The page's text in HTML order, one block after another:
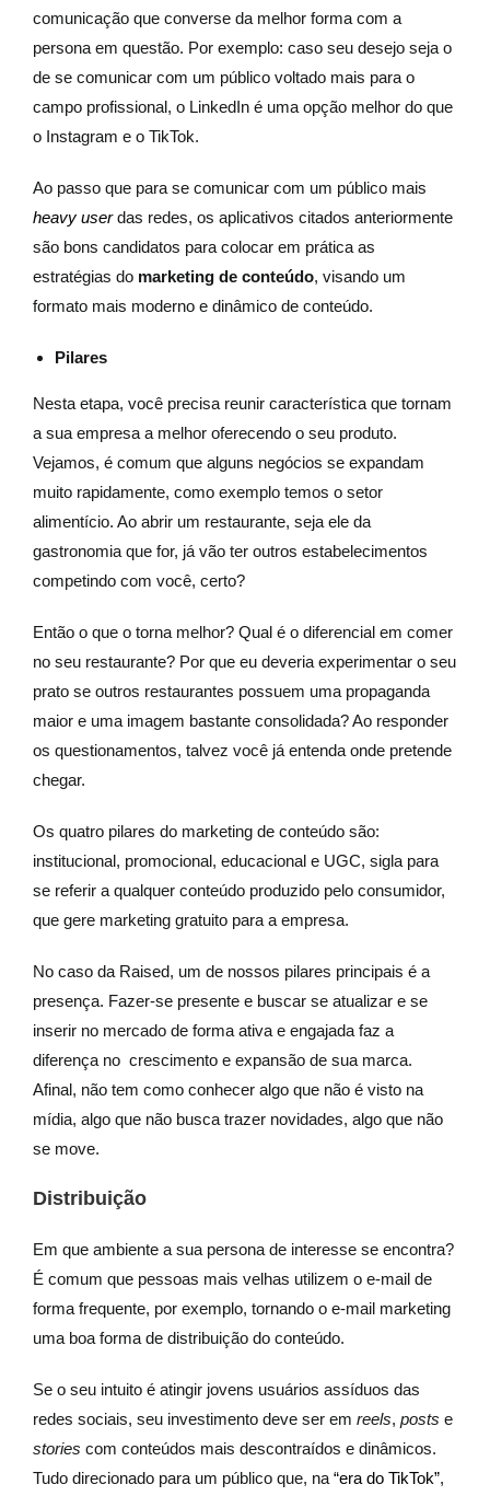
comunicação que converse da melhor forma com a
persona em questão. Por exemplo: caso seu desejo seja o
de se comunicar com um público voltado mais para o
campo profissional, o LinkedIn é uma opção melhor do que
o Instagram e o TikTok.
Ao passo que para se comunicar com um público mais
heavy user das redes, os aplicativos citados anteriormente
são bons candidatos para colocar em prática as
estratégias do marketing de conteúdo, visando um
formato mais moderno e dinâmico de conteúdo.
Pilares
Nesta etapa, você precisa reunir característica que tornam
a sua empresa a melhor oferecendo o seu produto.
Vejamos, é comum que alguns negócios se expandam
muito rapidamente, como exemplo temos o setor
alimentício. Ao abrir um restaurante, seja ele da
gastronomia que for, já vão ter outros estabelecimentos
competindo com você, certo?
Então o que o torna melhor? Qual é o diferencial em comer
no seu restaurante? Por que eu deveria experimentar o seu
prato se outros restaurantes possuem uma propaganda
maior e uma imagem bastante consolidada? Ao responder
os questionamentos, talvez você já entenda onde pretende
chegar.
Os quatro pilares do marketing de conteúdo são:
institucional, promocional, educacional e UGC, sigla para
se referir a qualquer conteúdo produzido pelo consumidor,
que gere marketing gratuito para a empresa.
No caso da Raised, um de nossos pilares principais é a
presença. Fazer-se presente e buscar se atualizar e se
inserir no mercado de forma ativa e engajada faz a
diferença no crescimento e expansão de sua marca.
Afinal, não tem como conhecer algo que não é visto na
mídia, algo que não busca trazer novidades, algo que não
se move.
Distribuição
Em que ambiente a sua persona de interesse se encontra?
É comum que pessoas mais velhas utilizem o e-mail de
forma frequente, por exemplo, tornando o e-mail marketing
uma boa forma de distribuição do conteúdo.
Se o seu intuito é atingir jovens usuários assíduos das
redes sociais, seu investimento deve ser em reels, posts e
stories com conteúdos mais descontraídos e dinâmicos.
Tudo direcionado para um público que, na “era do TikTok”,